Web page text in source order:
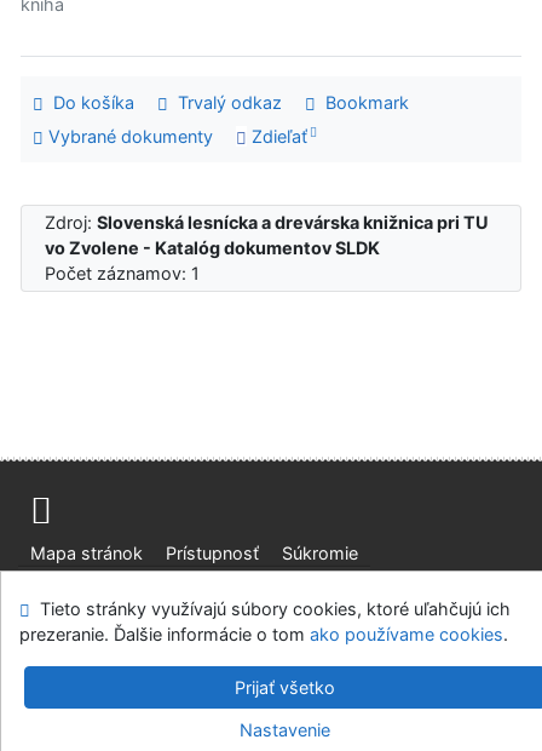
kniha
Do košíka Trvalý odkaz
Bookmark
Vybrané dokumenty
Zdieľať
Zdroj:Slovenská lesnícka a drevárska knižnica pri TU
vo Zvolene - Katalóg dokumentov SLDK
Počet záznamov: 1
Mapa stránok Prístupnosť
Súkromie
Slovenská lesnícka a drevárska knižnica pri Technickej
univerzite vo Zvolene
©1993-2026IPACv.4.8.63a-Cosmotron Slovakia, s.r.o.
Tieto stránky využívajú súbory cookies, ktoré uľahčujú ich
prezeranie. Ďalšie informácie o tom ako používame cookies.
Prijať všetko
Nastavenie